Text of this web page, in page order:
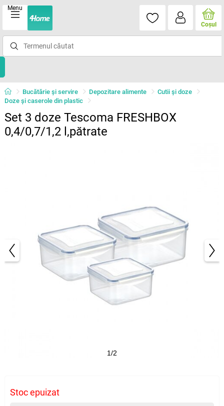
Menu
Coşul
Bucătărie și servire Depozitare alimente
Cutii şi doze
Doze şi caserole din plastic
Set 3 doze Tescoma FRESHBOX
0,4/0,7/1,2 l,pătrate
1/2
Stoc epuizat